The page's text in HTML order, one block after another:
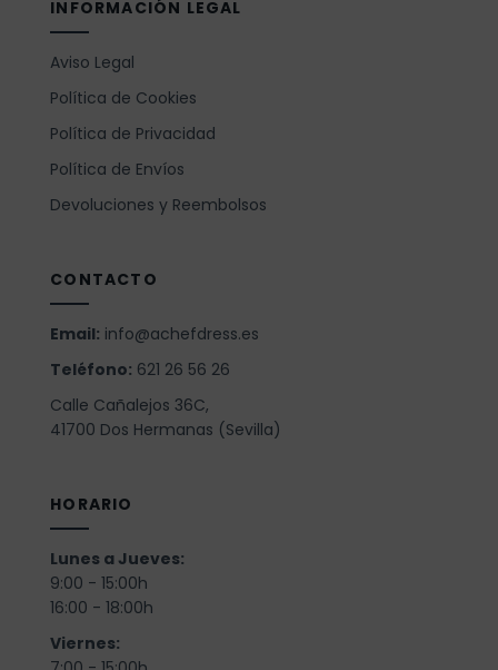
INFORMACIÓN LEGAL
Aviso Legal
Política de Cookies
Política de Privacidad
Política de Envíos
Devoluciones y Reembolsos
CONTACTO
Email: info@achefdress.es
Teléfono: 621 26 56 26
Calle Cañalejos 36C,
41700 Dos Hermanas (Sevilla)
HORARIO
Lunes a Jueves:
9:00 - 15:00h
16:00 - 18:00h
Viernes: